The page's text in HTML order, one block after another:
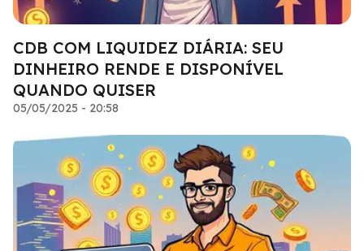
CDB COM LIQUIDEZ DIÁRIA: SEU
DINHEIRO RENDE E DISPONÍVEL
QUANDO QUISER
05/05/2025 - 20:58